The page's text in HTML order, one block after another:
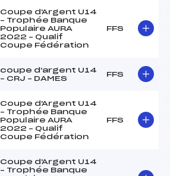
Coupe d'Argent U14
– Trophée Banque
Populaire AURA
2022 – Qualif
Coupe Fédération
FFS
coupe d'argent U14
– CRJ – DAMES
FFS
Coupe d'Argent U14
– Trophée Banque
Populaire AURA
2022 – Qualif
Coupe Fédération
FFS
Coupe d'Argent U14
– Trophée Banque